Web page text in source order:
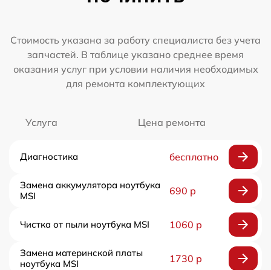
Стоимость указана за работу специалиста без учета
запчастей. В таблице указано среднее время
оказания услуг при условии наличия необходимых
для ремонта комплектующих
Услуга Цена ремонта
Диагностика бесплатно
Замена аккумулятора ноутбука
MSI
690 р
Чистка от пыли ноутбука MSI 1060 р
Замена материнской платы
ноутбука MSI
1730 р